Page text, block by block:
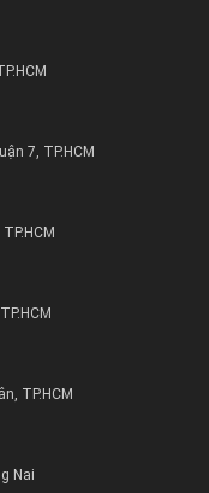
7, TP.HCM
TP.HCM
Nai